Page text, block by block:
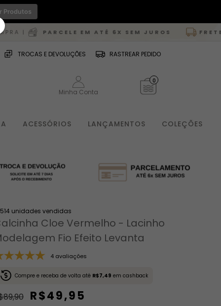
Produtos
EM ATÉ 6X SEM JUROS FRETE GRÁTIS
TROCAS E DEVOLUÇÕES RASTREAR PEDIDO
Minha Conta
0
ACESSÓRIOS LANÇAMENTOS COLEÇÕES
unidades vendidas
Cloe Vermelho - Lacinho
Fio Efeito Levanta
4 avaliações
Compre e receba de volta até R$7,49 em cashback
R$49,95